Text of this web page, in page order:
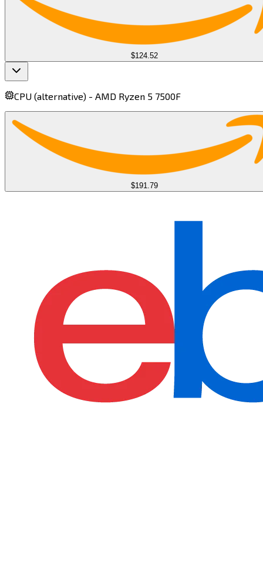
$124.52
find more on cpus.gg
CPU (alternative) - AMD Ryzen 5 7500F​​​​‌ ‍ ​‍​‍‌‍ ‌ ​‍‌‍‍‌‌‍‌ ‌‍‍‌‌‍ ‍​‍​‍​ ‍‍​‍​‍‌ ​ ‌‍​‌‌‍ ‍‌‍‍‌‌ ‌​‌ ‍‌​‍ ‍‌‍‍‌‌‍ ​‍​‍​‍ ​​‍​‍‌‍‍​‌ ​‍‌‍‌‌‌‍‌‍​‍​‍​ ‍‍​‍​‍​‍ ‌‍​‌‌‍‌​‌‍ ‌‌‍‍‌‌‍ ‍​‍ ‌‍‍‌‌‍ ‍‌ ‌​‌‍‌‌‌‍ ‍‌ ‌​​‍ ‌‍‌‌‌‍‌​‌‍‍‌‌ ‌​​‍ ‌‍ ‌‌‍ ‌‍‌​‌‍‌‌​ ‌‌ ​​‌ ​‍‌‍‌‌‌ ​ ‌‍‌‌‌‍ ‍‌ ‌​‌‍​‌‌ ‌​‌‍‍‌‌‍ ‌‍ ‍​ ‍ ‌‍‍‌‌‍‌​​ ‌​ ‌​​ ‌​‌‍​ ​ ‍​​ ​​​ ‌‌​ ‌ ​ ​​​‍ ‌​ ‌‌‌‍‌‌​ ‍‌​ ‌‌​‍ ‌​ ‌​‌‍‌​​ ​​​ ‌​​‍ ‌‌‍​‌​ ​​‌‍‌​​ ‍‌​‍ ‌‌‍​‍‌‍‌‍​ ​‌​ ​ ‌‍​‍​ ‌‍‌‍‌​​ ‌​‌‍​‍​ ‌‌​ ​‌‌‍​‍​ ‍ ‌ ‌​‌ ‍‌‌ ​​‌‍‌‌​ ‌‌‍​ ‌ ​​‌ ‌‌​ ‍ ‌ ​​‌‍​‌‌ ‌​‌‍‍​​ ‌‌‍ ‍‌‍​‌‌‍ ‌‌‍‌‌​ ‌‍​‍‌‍​‌‌ ​ ‌‍‌‌‌‌‌‌‌ ​‍‌‍ ​​ ‌​‍‌‌​ ​‍‌​‌‍‌‍​‌‌‍‌​‌‍ ‌‌‍‍‌‌‍ ‍​‍‌‍‌‍‍‌‌‍‌​​ ‌​ ‌​​ ‌​‌‍​ ​ ‍​​ ​​​ ‌‌​ ‌ ​ ​​​‍ ‌​ ‌‌‌‍‌‌​ ‍‌​ ‌‌​‍ ‌​ ‌​‌‍‌​​ ​​​ ‌​​‍ ‌‌‍​‌​ ​​‌‍‌​​ ‍‌​‍ ‌‌‍​‍‌‍‌‍​ ​‌​ ​ ‌‍​‍​ ‌‍‌‍‌​​ ‌​‌‍​‍​ ‌‌​ ​‌‌‍​‍​‍‌‍‌ ‌​‌ ‍‌‌ ​​‌‍‌‌​ ‌‌‍​ ‌ ​​‌ ‌‌​‍‌‍‌ ​​‌‍​‌‌ ‌​‌‍‍​​ ‌‌‍ ‍‌‍​‌‌‍ ‌‌‍‌‌​‍‌‍‌ ​​‌‍‌‌‌ ​‍‌ ​ ‌ ​​‌‍‌‌‌‍​ ‌ ‌​‌‍‍‌‌ ‌‍‌‍‌‌​ ‌‌ ​​‌ ‌‌‌‍​‍‌‍ ​‌‍‍‌‌ ​ ‌‍‍​‌‍‌‌‌‍‌​​‍​‍‌ ‌
$191.79